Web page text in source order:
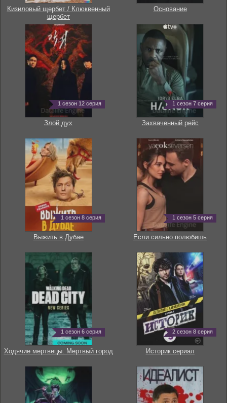
Кизиловый щербет / Клюквенный
щербет
Основание
1 сезон 12 серия
Злой дух
1 сезон 7 серия
Захваченный рейс
1 сезон 8 серия
Выжить в Дубае
1 сезон 5 серия
Если сильно полюбишь
1 сезон 6 серия
Ходячие мертвецы: Мертвый город
2 сезон 8 серия
Историк сериал